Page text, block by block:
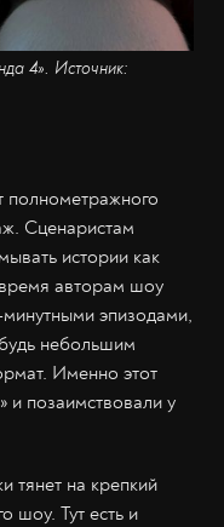
4». Источник:
полнометражного
Сценаристам
истории как
авторам шоу
эпизодами,
небольшим
Именно этот
и позаимствовали у
тянет на крепкий
шоу. Тут есть и